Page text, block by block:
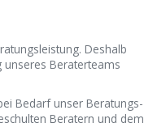
Deshalb
Berater­teams
Bedarf unser Beratungs-
Beratern und dem